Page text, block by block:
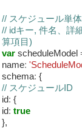
// スケジュール単
// idキー, 件名、詳
算項目)
var scheduleModel
name:
schema: {
// スケジュールID
id: {
id: true
},